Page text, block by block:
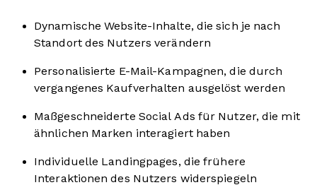
Dynamische Website-Inhalte, die sich je nach
Standort des Nutzers verändern
Personalisierte E-Mail-Kampagnen, die durch
vergangenes Kaufverhalten ausgelöst werden
Maßgeschneiderte Social Ads für Nutzer, die mit
ähnlichen Marken interagiert haben
Individuelle Landingpages, die frühere
Interaktionen des Nutzers widerspiegeln